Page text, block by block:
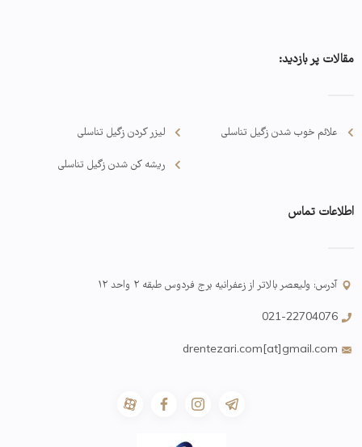
مقالات پر بازدید:
علائم خوب شدن زگیل تناسلی لیزر کردن زگیل تناسلی
ریشه کن شدن زگیل تناسلی
اطلاعات تماس
آدرس: ولیعصر بالاتر از زعفرانیه برج فردوس طبقه ۲ واحد ۱۲
021-22704076
drentezari.com[at]gmail.com